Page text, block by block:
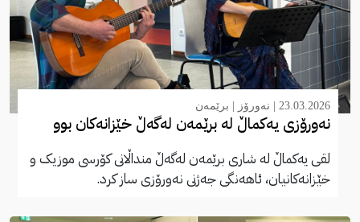
23.03.2026 | نەورۆز برێمەن
نەورۆزی یەکماڵ لە برێمەن لەگەڵ خێزانەکان بوو
لقی یەکماڵ لە شاری برێمەن لەگەڵ منداڵانی کۆرسی موزیک و
خێزانەکانیان، ئاهەنگی جەژنی نەورۆزی ساز کرد.